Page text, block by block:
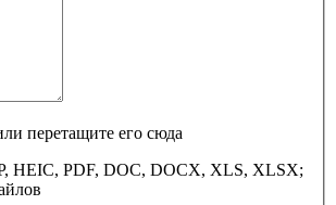
перетащите его сюда
HEIC, PDF, DOC, DOCX, XLS, XLSX;